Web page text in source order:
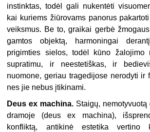
instinktas, todėl gali nukentėti
kai kuriems žiūrovams panorus
veiksmus. Be to, graikai gerbė
gamtos objektą, harmoningai
prigimties sielos, todėl kūno žalojimo
supratimu, ir neestetiškas, ir
nuomone, geriau tragedijose nerodyti ir
nes jie nebus įtikinami.
Deus ex machina. Staigų,
dramoje (deus ex machina),
konfliktą, antikinė estetika vertino